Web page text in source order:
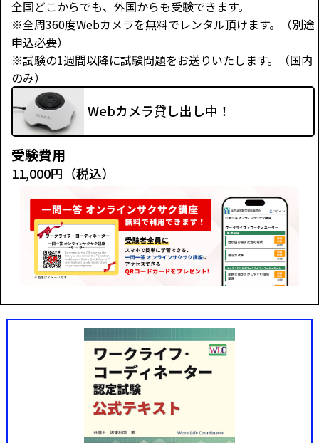
全国どこからでも、外国からも受験できます。
※全周360度Webカメラを無料でレンタル頂けます。（別途
申込必要）
※試験の1週間以降に試験問題をお送りいたします。（国内
のみ）
Webカメラ貸し出し中！
受験費用
11,000円（税込）